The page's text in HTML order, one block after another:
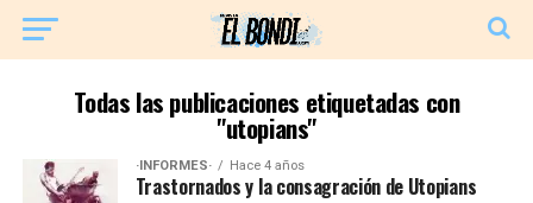
Todas las publicaciones etiquetadas con
"utopians"
·INFORMES· Hace 4 años
Trastornados y la consagración de Utopians